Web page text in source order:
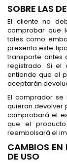
SOBRE LAS
El cliente no
comprobar que
tales como
presenta este
transporte antes
registrado. Si el
entiende que el
aceptarán
El comprador
quieran devolver
comprobará el
que el
reembolsará el
CAMBIOS EN
DE USO